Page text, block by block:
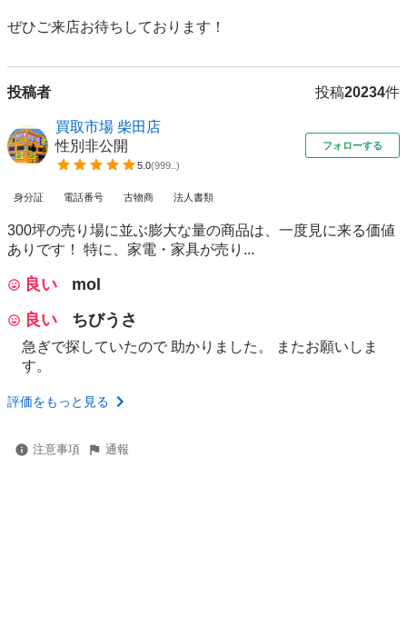
ぜひご来店お待ちしております！
投稿者 投稿20234件
買取市場 柴田店
性別非公開
5.0(999.. )
フォローする
身分証 電話番号 古物商 法人書類
300坪の売り場に並ぶ膨大な量の商品は、一度見に来る価値
ありです！ 特に、家電・家具が売り...
良い
mol
良い
ちびうさ
急ぎで探していたので 助かりました。 またお願いしま
す。
評価をもっと見る
注意事項 通報